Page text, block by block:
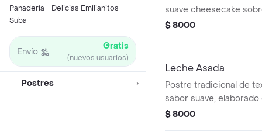
Panadería - Delicias Emilianitos
Suba
Envío Gratis
(nuevos usuarios)
Postres
suave cheesecake
de galleta, cubierto con
la acidez vibrante de
refrescante al paladar.
$ 8000
Leche Asada
Postre tradicional de
sabor suave,
huevos y un toque de
$ 8000